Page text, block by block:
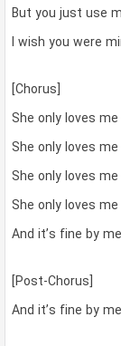
But you just use
I wish you were
[Chorus]
She only loves
She only loves
She only loves me
She only loves
And it’s fine by me
[Post-Chorus]
And it’s fine by me